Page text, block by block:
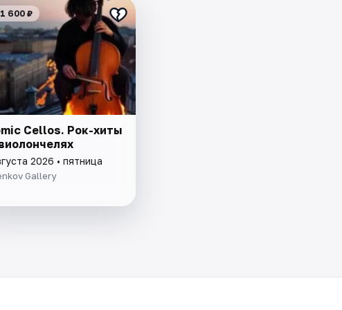
600 ₽
Cellos. Рок-хиты
2026 • пятница
Gallery